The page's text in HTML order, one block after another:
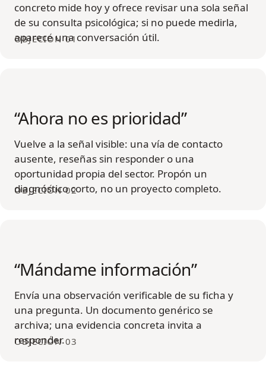
OBJECIÓN 01
concreto mide hoy y ofrece revisar una sola señal
de su consulta psicológica; si no puede medirla,
aparece una conversación útil.
OBJECIÓN 02
“Ahora no es prioridad”
Vuelve a la señal visible: una vía de contacto
ausente, reseñas sin responder o una
oportunidad propia del sector. Propón un
diagnóstico corto, no un proyecto completo.
OBJECIÓN 03
“Mándame información”
Envía una observación verificable de su ficha y
una pregunta. Un documento genérico se
archiva; una evidencia concreta invita a
responder.